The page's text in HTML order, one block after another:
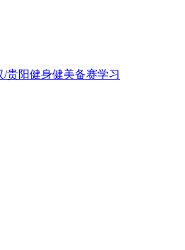
贵阳健身健美备赛学习